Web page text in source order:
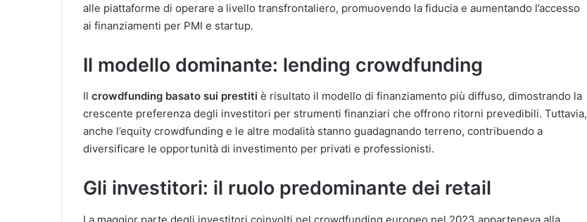
alle piattaforme di operare a livello transfrontaliero, promuovendo la fiducia e aumentando l’accesso
ai finanziamenti per PMI e startup.
Il modello dominante: lending crowdfunding
Il crowdfunding basato sui prestiti è risultato il modello di finanziamento più diffuso, dimostrando la
crescente preferenza degli investitori per strumenti finanziari che offrono ritorni prevedibili. Tuttavia,
anche l’equity crowdfunding e le altre modalità stanno guadagnando terreno, contribuendo a
diversificare le opportunità di investimento per privati e professionisti.
Gli investitori: il ruolo predominante dei retail